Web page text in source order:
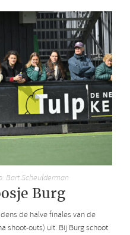
Bart Scheulderman
Burg
de halve finales van de
shoot-outs) uit. Bij Burg schoot